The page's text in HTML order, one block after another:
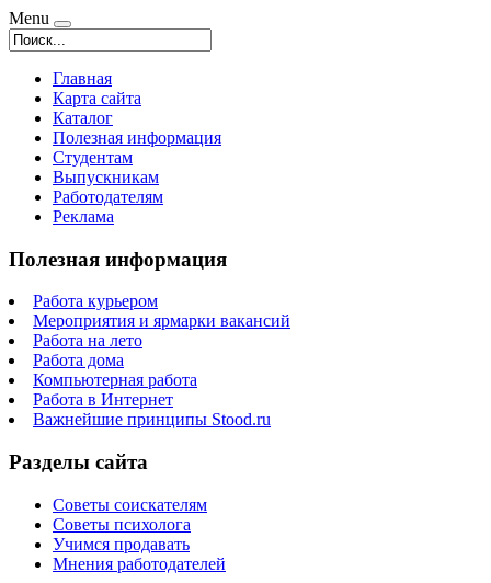
Menu
Главная
Карта сайта
Каталог
Полезная информация
Студентам
Выпускникам
Работодателям
Реклама
Полезная информация
Работа курьером
Мероприятия и ярмарки вакансий
Работа на лето
Работа дома
Компьютерная работа
Работа в Интернет
Важнейшие принципы Stood.ru
Разделы сайта
Советы соискателям
Советы психолога
Учимся продавать
Мнения работодателей